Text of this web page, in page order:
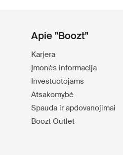
Apie "Boozt"
Karjera
Įmonės informacija
Investuotojams
Atsakomybė
Spauda ir apdovanojimai
Boozt Outlet